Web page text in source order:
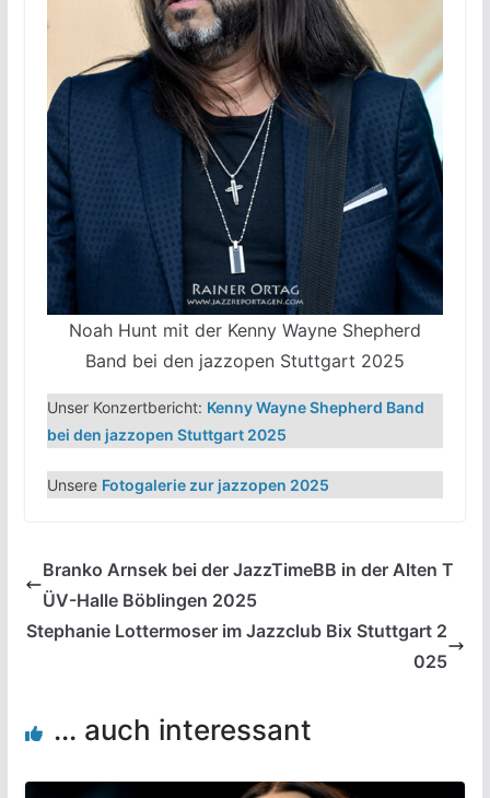
Noah Hunt mit der Kenny Wayne Shepherd
Band bei den jazzopen Stuttgart 2025
Unser Konzertbericht: Kenny Wayne Shepherd Band
bei den jazzopen Stuttgart 2025
Unsere Fotogalerie zur jazzopen 2025
Branko Arnsek bei der JazzTimeBB in der Alten T
ÜV-Halle Böblingen 2025
Stephanie Lottermoser im Jazzclub Bix Stuttgart 2
025
... auch interessant